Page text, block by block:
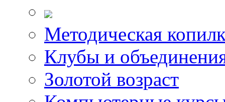
Методическая
Клубы и
Золотой возраст